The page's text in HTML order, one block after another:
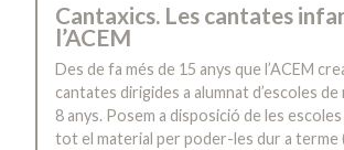
Cantaxics. Les cantates
l’ACEM
Des de fa més de 15 anys que l’ACEM
cantates dirigides a alumnat d’escoles de
8 anys. Posem a disposició de les
tot el material per poder-les dur a terme